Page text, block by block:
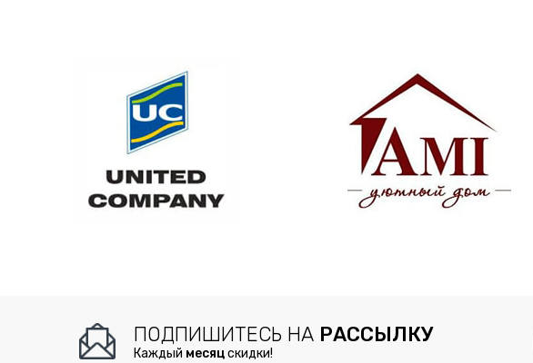
ПОДПИШИТЕСЬ НА РАССЫЛКУ
Каждый месяцскидки!